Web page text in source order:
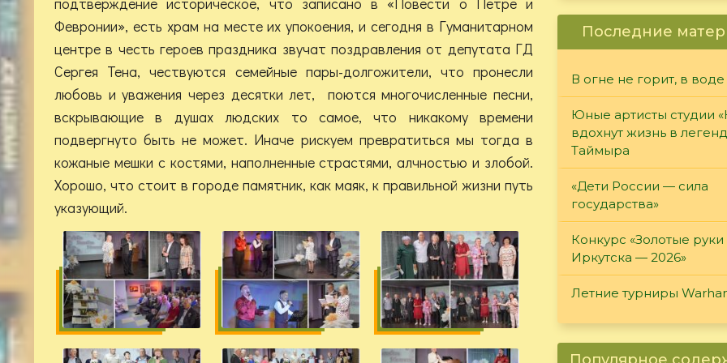
Февронии», есть храм на месте их упокоения, и сегодня в Гуманитарном
центре в честь героев праздника звучат поздравления от депутата ГД
Сергея Тена, чествуются семейные пары-долгожители, что пронесли
любовь и уважения через десятки лет, поются многочисленные песни,
вскрывающие в душах людских то самое, что никакому времени
подвергнуто быть не может. Иначе рискуем превратиться мы тогда в
кожаные мешки с костями, наполненные страстями, алчностью и злобой.
Хорошо, что стоит в городе памятник, как маяк, к правильной жизни путь
указующий.
Последние
В огне не горит, в воде
Юные артисты студии
вдохнут жизнь в
Таймыра
«Дети России — сила
государства»
Конкурс «Золотые руки
Иркутска — 2026»
Летние турниры